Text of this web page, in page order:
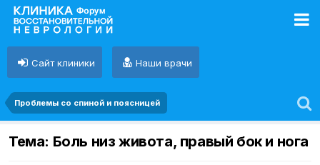
Сайт клиники Наши врачи
Проблемы со спиной и поясницей
Тема: Боль низ живота, правый бок и нога